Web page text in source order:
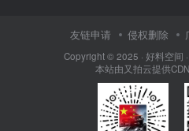
友链申请 侵权删除
Copyright © 2025 · 好料空间 ·
本站由又拍云提供